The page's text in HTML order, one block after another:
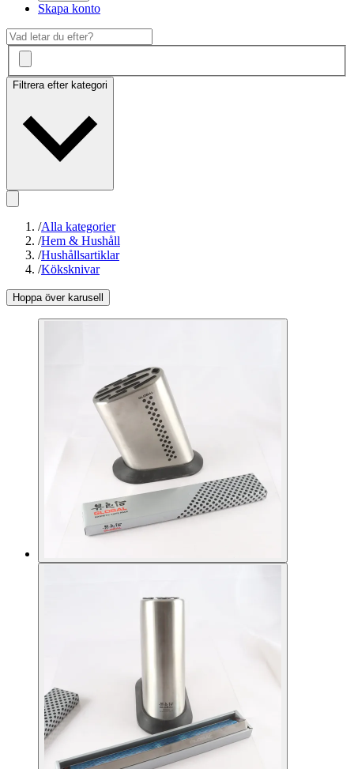
Skapa konto
Filtrera efter kategori
/Alla kategorier
/Hem & Hushåll
/Hushållsartiklar
/Köksknivar
Hoppa över karusell